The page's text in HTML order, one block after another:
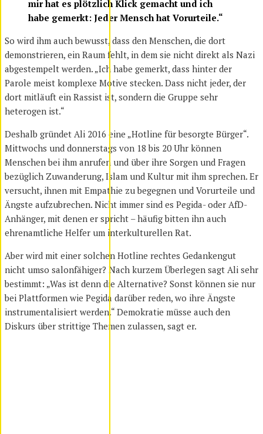
mir hat es plötzlich Klick gemacht und ich
habe gemerkt: Jeder Mensch hat Vorurteile.“
So wird ihm auch bewusst, dass den Menschen, die dort
demonstrieren, ein Raum fehlt, in dem sie nicht direkt als Nazi
abgestempelt werden. „Ich habe gemerkt, dass hinter der
Parole meist komplexe Motive stecken. Dass nicht jeder, der
dort mitläuft ein Rassist ist, sondern die Gruppe sehr
heterogen ist.“
Deshalb gründet Ali 2016 eine „Hotline für besorgte Bürger“.
Mittwochs und donnerstags von 18 bis 20 Uhr können
Menschen bei ihm anrufen und über ihre Sorgen und Fragen
bezüglich Zuwanderung, Islam und Kultur mit ihm sprechen. Er
versucht, ihnen mit Empathie zu begegnen und Vorurteile und
Ängste aufzubrechen. Nicht immer sind es Pegida- oder AfD-
Anhänger, mit denen er spricht – häufig bitten ihn auch
ehrenamtliche Helfer um interkulturellen Rat.
Aber wird mit einer solchen Hotline rechtes Gedankengut
nicht umso salonfähiger? Nach kurzem Überlegen sagt Ali sehr
bestimmt: „Was ist denn die Alternative? Sonst können sie nur
bei Plattformen wie Pegida darüber reden, wo ihre Ängste
instrumentalisiert werden.“ Demokratie müsse auch den
Diskurs über strittige Themen zulassen, sagt er.